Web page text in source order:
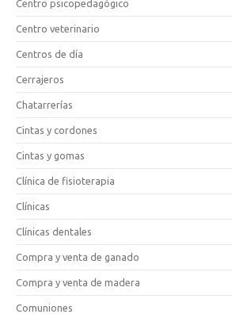
Centro psicopedagógico
Centro veterinario
Centros de día
Cerrajeros
Chatarrerías
Cintas y cordones
Cintas y gomas
Clínica de fisioterapia
Clínicas
Clínicas dentales
Compra y venta de ganado
Compra y venta de madera
Comuniones